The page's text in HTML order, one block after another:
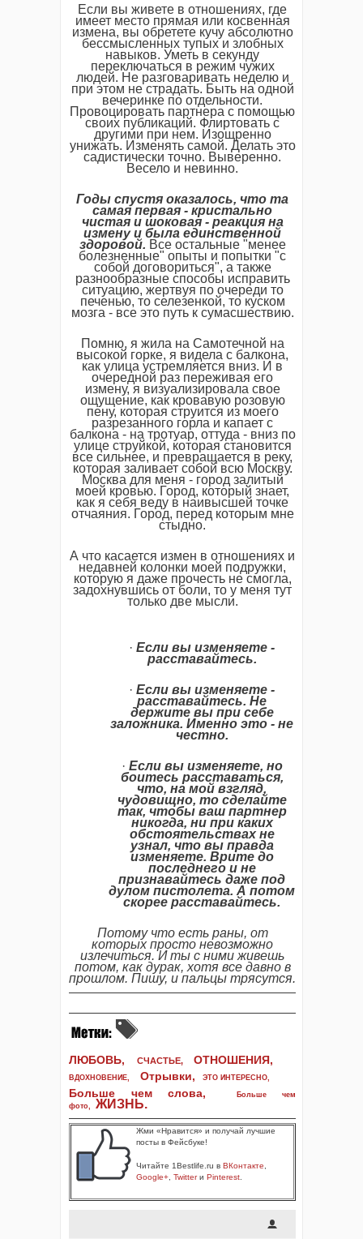
Если вы живете в отношениях, где
имеет место прямая или косвенная
измена, вы обретете кучу абсолютно
бессмысленных тупых и злобных
навыков. Уметь в секунду
переключаться в режим чужих
людей. Не разговаривать неделю и
при этом не страдать. Быть на одной
вечеринке по отдельности.
Провоцировать партнера с помощью
своих публикаций. Флиртовать с
другими при нем. Изощренно
унижать. Изменять самой. Делать это
садистически точно. Выверенно.
Весело и невинно.
Годы спустя оказалось, что та
самая первая - кристально
чистая и шоковая- реакция на
измену и была единственной
здоровой. Все остальные "менее
болезненные" опыты и попытки "с
собой договориться", а также
разнообразные способы исправить
ситуацию, жертвуя по очереди то
печенью, то селезенкой, то куском
мозга - все это путь к сумасшествию.
Помню, я жила на Самотечной на
высокой горке, я видела с балкона,
как улица устремляется вниз. И в
очередной раз переживая его
измену, я визуализировала свое
ощущение, как кровавую розовую
пену, которая струится из моего
разрезанного горла и капает с
балкона - на тротуар, оттуда - вниз по
улице струйкой, которая становится
все сильнее, и превращается в реку,
которая заливает собой всю Москву.
Москва для меня - город залитый
моей кровью. Город, который знает,
как я себя веду в наивысшей точке
отчаяния. Город, перед которым мне
стыдно.
А что касается измен в отношениях и
недавней колонки моей подружки,
которую я даже прочесть не смогла,
задохнувшись от боли, то у меня тут
только две мысли.
· Если вы изменяете -
расставайтесь.
· Если вы изменяете -
расставайтесь. Не
держите вы при себе
заложника. Именно это - не
честно.
· Если вы изменяете, но
боитесь расставаться,
что, на мой взгляд,
чудовищно, то сделайте
так, чтобы ваш партнер
никогда, ни при каких
обстоятельствах не
узнал, что вы правда
изменяете. Врите до
последнего и не
признавайтесь даже под
дулом пистолета. А потом
скорее расставайтесь.
Потому что есть раны, от
которых просто невозможно
излечиться.И ты с ними живешь
потом, как дурак, хотя все давно в
прошлом. Пишу, и пальцы трясутся.
ЛЮБОВЬ, СЧАСТЬЕ, ОТНОШЕНИЯ,
ВДОХНОВЕНИЕ, Отрывки, ЭТО ИНТЕРЕСНО,
Больше чем слова,
Больше чем
фото, ЖИЗНЬ.
Жми «Нравится» и получай лучшие
посты в Фейсбуке!
Читайте 1Bestlife.ru в ВКонтакте
Google+ Twitterи Pinterest